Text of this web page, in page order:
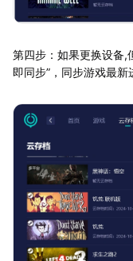
第四步：如果更换设备,
即同步”，同步游戏最新